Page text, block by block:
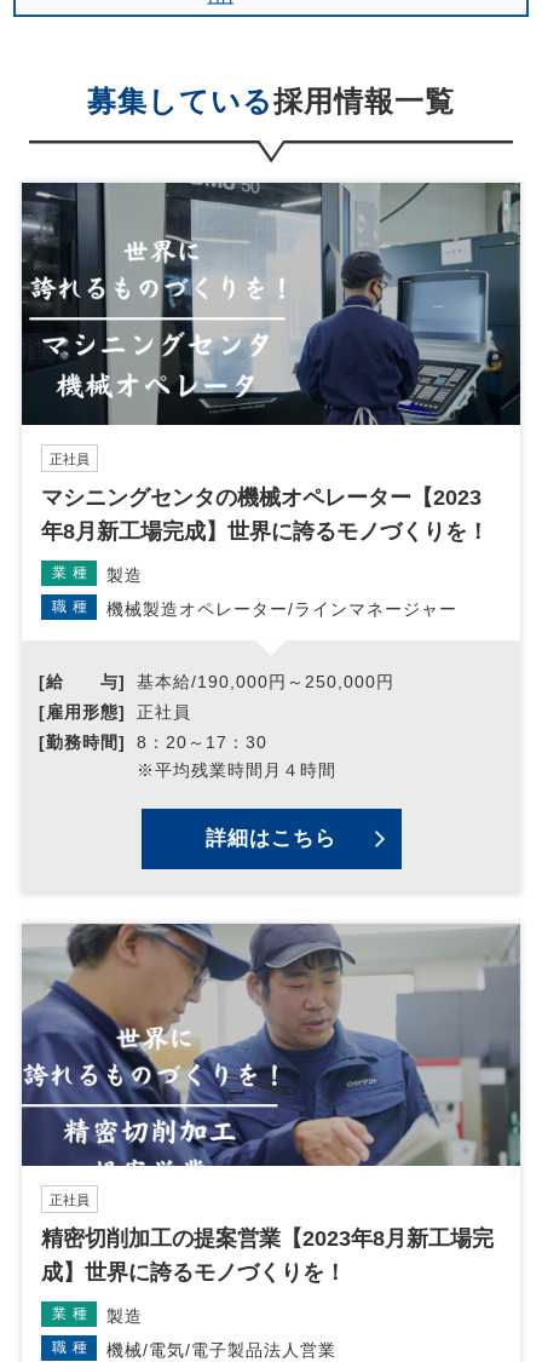
委託する業者に対して開示する場合
当社は、個人情報の正確性及び安全性確保のために、セキュ
ご本人の照会
お客さまがご本人の個人情報の照会・修正・削除などをご希
望される場合には、ご本人であることを確認の上、対応させ
ていただきます。
法令、規範の遵守と見直し
当社は、保有する個人情報に関して適用される日本の法令、
その他規範を遵守するとともに、本ポリシーの内容を適宜見
直し、その改善に努めます。
お問い合せ
当社の個人情報の取扱に関するお問い合せは下記までご連絡
ください。
株式会社ジーアクト
Mail:tsugaya@three-count.jp
募集している採用情報一覧
正社員
マシニングセンタの機械オペレーター【2023
年8月新工場完成】世界に誇るモノづくりを！
業種 製造
職種 機械製造オペレーター/ラインマネージャー
[給 与]
基本給/190,000円～250,000円
[雇用形態]
正社員
[勤務時間]
8：20～17：30
※平均残業時間月４時間
詳細はこちら
正社員
精密切削加工の提案営業【2023年8月新工場完
成】世界に誇るモノづくりを！
業種 製造
職種 機械/電気/電子製品法人営業